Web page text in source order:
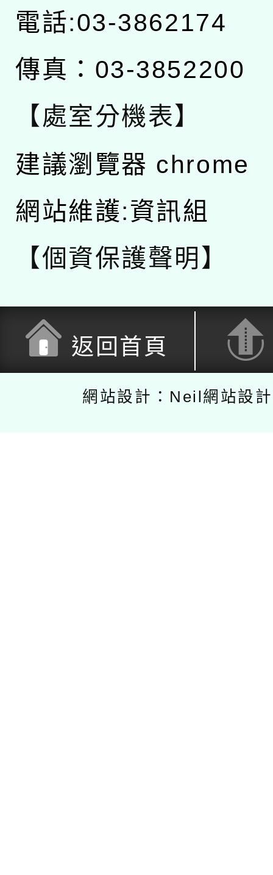
電話:03-3862174
傳真：03-3852200
【處室分機表】
建議瀏覽器 chrome
網站維護:資訊組
【個資保護聲明】
返回首頁
網站設計：Neil網站設